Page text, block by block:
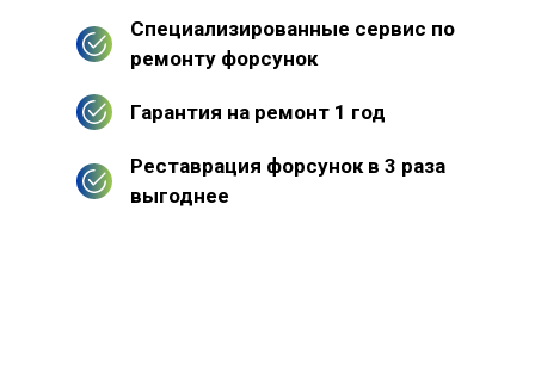
Специализированные сервис по
ремонту форсунок
Гарантия на ремонт 1 год
Реставрация форсунок в 3 раза
выгоднее